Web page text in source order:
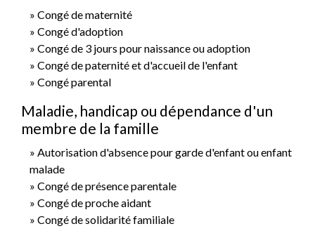
Congé de maternité
Congé d'adoption
Congé de 3 jours pour naissance ou adoption
Congé de paternité et d'accueil de l'enfant
Congé parental
Maladie, handicap ou dépendance d'un
membre de la famille
Autorisation d'absence pour garde d'enfant ou enfant
malade
Congé de présence parentale
Congé de proche aidant
Congé de solidarité familiale